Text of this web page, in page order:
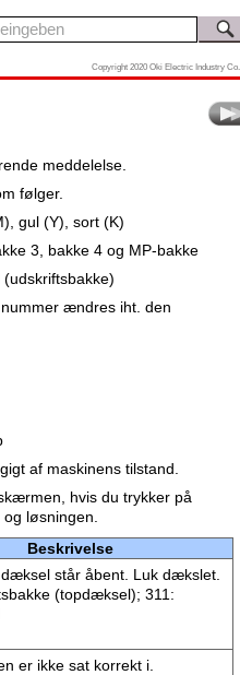
Copyright 2020 Oki Electric Industry
meddelelse.
følger.
gul (Y), sort (K)
3, bakke 4 og MP-bakke
ændres iht. den
af maskinens tilstand.
hvis du trykker på
løsningen.
Beskrivelse
står åbent. Luk dækslet.
(topdæksel); 311:
er ikke sat korrekt i.